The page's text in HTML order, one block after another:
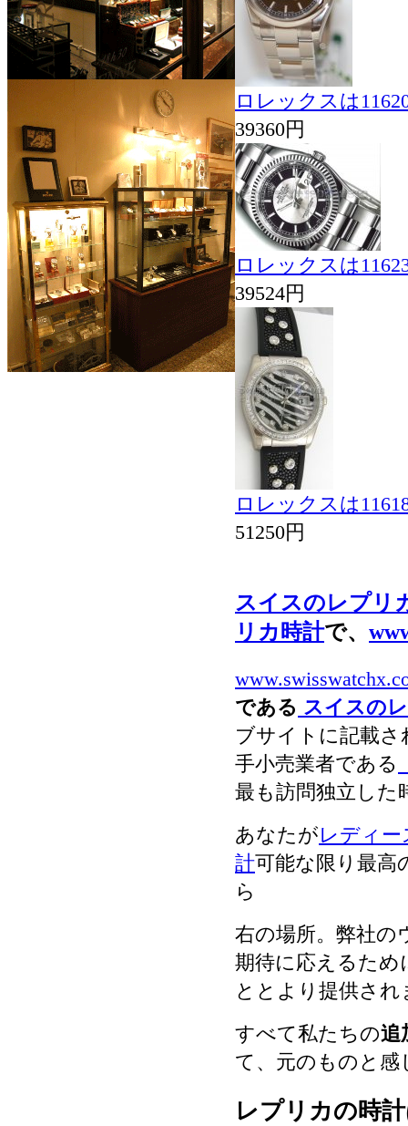
ロレックスは
39360円
ロレックスは
39524円
ロレックスは
51250円
スイスのレプリ
リカ時計で、
である スイスの
ブサイトに記載
手小売業者である
最も訪問独立した
あなたがレディ
計可能な限り最高
ら
右の場所。弊社
期待に応えるため
ととより提供され
すべて私たちの追
て、元のものと感
レプリカの時